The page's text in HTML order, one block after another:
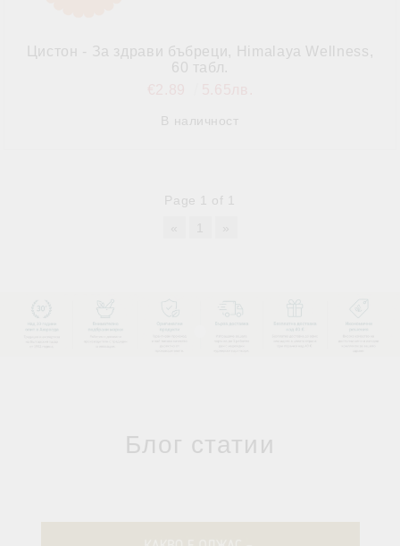
Цистон - За здрави бъбреци, Himalaya Wellness,
60 табл.
В наличност
Page 1 of 1
Блог статии